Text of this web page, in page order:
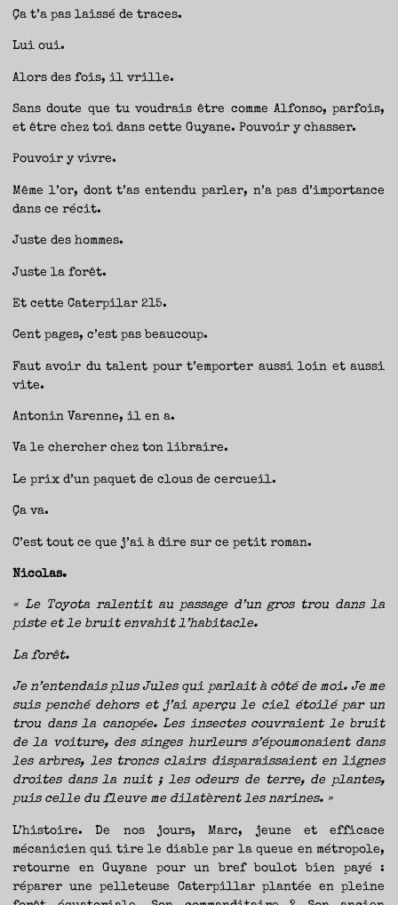
Ça t’a pas laissé de traces.
Lui oui.
Alors des fois, il vrille.
Sans doute que tu voudrais être comme Alfonso, parfois,
et être chez toi dans cette Guyane. Pouvoir y chasser.
Pouvoir y vivre.
Même l’or, dont t’as entendu parler, n’a pas d’importance
dans ce récit.
Juste des hommes.
Juste la forêt.
Et cette Caterpilar 215.
Cent pages, c’est pas beaucoup.
Faut avoir du talent pour t’emporter aussi loin et aussi
vite.
Antonin Varenne, il en a.
Va le chercher chez ton libraire.
Le prix d’un paquet de clous de cercueil.
Ça va.
C’est tout ce que j’ai à dire sur ce petit roman.
Nicolas.
« Le Toyota ralentit au passage d’un gros trou dans la
piste et le bruit envahit l’habitacle.
La forêt.
Je n’entendais plus Jules qui parlait à côté de moi. Je me
suis penché dehors et j’ai aperçu le ciel étoilé par un
trou dans la canopée. Les insectes couvraient le bruit
de la voiture, des singes hurleurs s’époumonaient dans
les arbres, les troncs clairs disparaissaient en lignes
droites dans la nuit ; les odeurs de terre, de plantes,
puis celle du fleuve me dilatèrent les narines. »
L’histoire. De nos jours, Marc, jeune et efficace
mécanicien qui tire le diable par la queue en métropole,
retourne en Guyane pour un bref boulot bien payé :
réparer une pelleteuse Caterpillar plantée en pleine